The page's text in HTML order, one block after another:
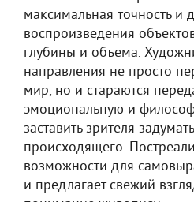
максимальная точность и
воспроизведения
глубины и объема.
направления не просто
мир, но и стараются
эмоциональную и
заставить зрителя
происходящего.
возможности для
и предлагает свежий